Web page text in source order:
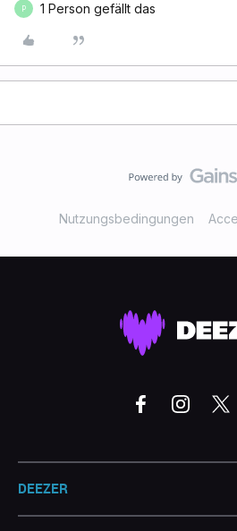
P 1 Person gefällt das
Nutzungsbedingungen
DEEZER